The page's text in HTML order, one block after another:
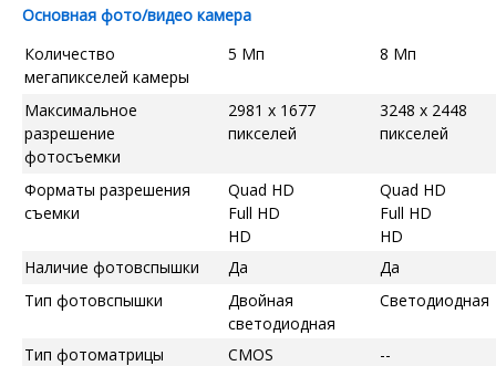
Основная фото/видео камера
Количество
мегапикселей камеры
5 Мп 8 Мп
Максимальное
разрешение
фотосъемки
2981 x 1677
пикселей
3248 x 2448
пикселей
Форматы разрешения
съемки
Quad HD
Full HD
HD
Quad HD
Full HD
HD
Наличие фотовспышки
Да
Да
Тип фотовспышки
Двойная
светодиодная
Светодиодная
Тип фотоматрицы CMOS
--